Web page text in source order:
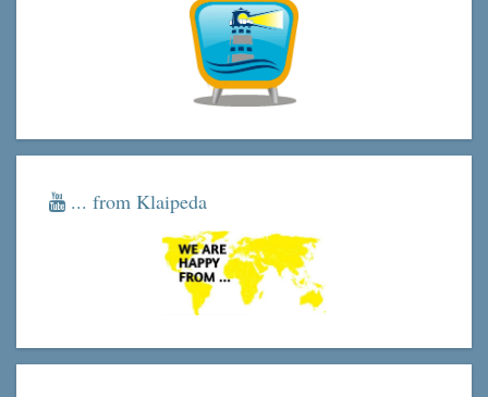
... from Klaipeda